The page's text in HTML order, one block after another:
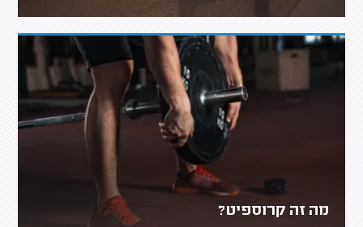
מה זה קרוספיט?